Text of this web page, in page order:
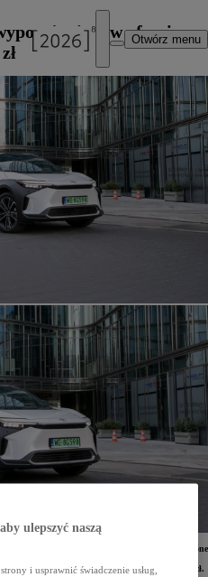
Otwórz menu
w ofercie
przystępny model elektryczny – teraz sięgają one
można obniżyć ją dodatkowo o kolejne 40 tys. zł.
ulepszyć naszą
i usprawnić świadczenie usług,